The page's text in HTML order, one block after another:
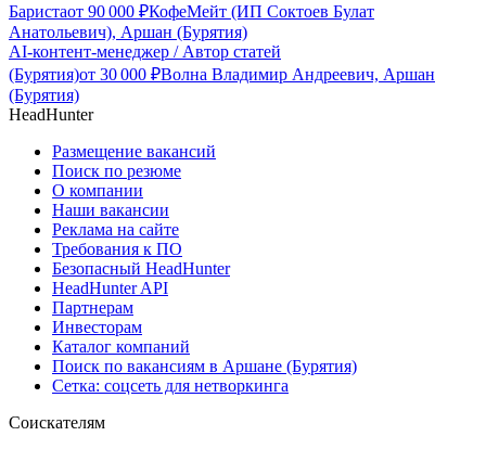
Баристаот 90 000 ₽КофеМейт (ИП Соктоев Булат
Анатольевич), Аршан (Бурятия)
AI-контент-менеджер / Автор статей
(Бурятия)от 30 000 ₽Волна Владимир Андреевич, Аршан
(Бурятия)
HeadHunter
Размещение вакансий
Поиск по резюме
О компании
Наши вакансии
Реклама на сайте
Требования к ПО
Безопасный HeadHunter
HeadHunter API
Партнерам
Инвесторам
Каталог компаний
Поиск по вакансиям в Аршане (Бурятия)
Сетка: соцсеть для нетворкинга
Соискателям